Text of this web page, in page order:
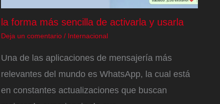
la forma más sencilla de activarla y usarla
Deja un comentario / Internacional
Una de las aplicaciones de mensajería más
relevantes del mundo es WhatsApp, la cual está
en constantes actualizaciones que buscan